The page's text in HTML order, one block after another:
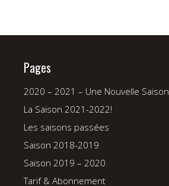
Pages
2020 – 2021 – Une Nouvelle Saison
La Saison 2021-2022!
Les saisons passées
Saison 2018-2019
Saison 2019 – 2020
Tarif & Abonnement